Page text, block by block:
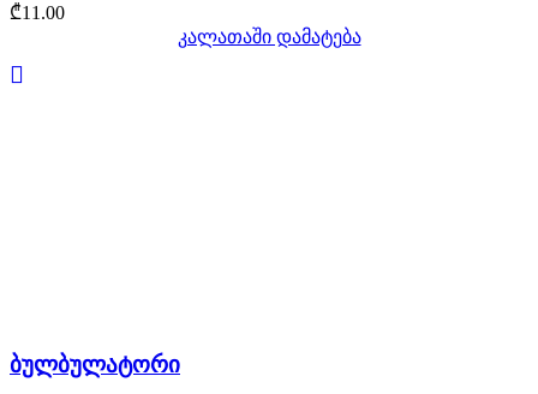
₾11.00
კალათაში დამატება
ბულბულატორი